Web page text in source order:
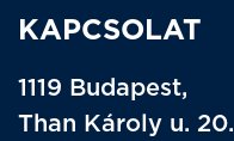
KAPCSOLAT
1119 Budapest,
Than Károly u. 20.